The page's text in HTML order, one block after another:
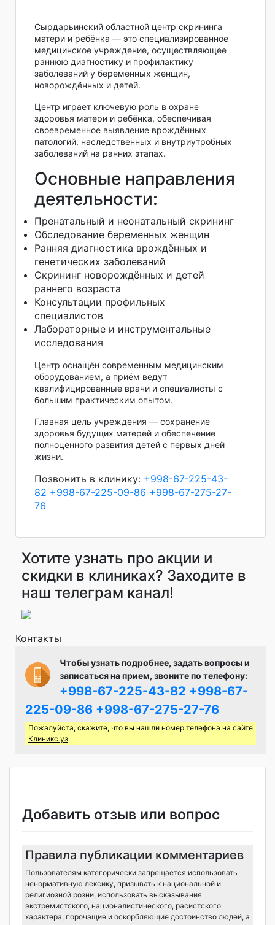
Сырдарьинский областной центр скрининга
матери и ребёнка — это специализированное
медицинское учреждение, осуществляющее
раннюю диагностику и профилактику
заболеваний у беременных женщин,
новорождённых и детей.
Центр играет ключевую роль в охране
здоровья матери и ребёнка, обеспечивая
своевременное выявление врождённых
патологий, наследственных и внутриутробных
заболеваний на ранних этапах.
Основные направления
деятельности:
Пренатальный и неонатальный скрининг
Обследование беременных женщин
Ранняя диагностика врождённых и
генетических заболеваний
Скрининг новорождённых и детей
раннего возраста
Консультации профильных
специалистов
Лабораторные и инструментальные
исследования
Центр оснащён современным медицинским
оборудованием, а приём ведут
квалифицированные врачи и специалисты с
большим практическим опытом.
Главная цель учреждения — сохранение
здоровья будущих матерей и обеспечение
полноценного развития детей с первых дней
жизни.
Позвонить в клинику: +998-67-225-43-
82 +998-67-225-09-86 +998-67-275-27-
76
Хотите узнать про акции и
скидки в клиниках? Заходите в
наш телеграм канал!
Контакты
Чтобы узнать подробнее, задать вопросы и
записаться на прием, звоните по телефону:
+998-67-225-43-82 +998-67-
225-09-86 +998-67-275-27-76
Пожалуйста, скажите, что вы нашли номер телефона на сайте
Клиникс уз
Добавить отзыв или вопрос
Правила публикации комментариев
Пользователям категорически запрещается использовать
ненормативную лексику, призывать к национальной и
религиозной розни, использовать высказывания
экстремистского, националистического, расистского
характера, порочащие и оскорбляющие достоинство людей, а